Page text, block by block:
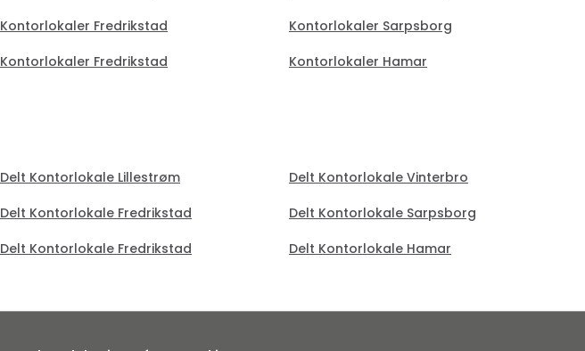
Kontorlokaler Fredrikstad
Kontorlokaler Sarpsborg
Kontorlokaler Fredrikstad Kontorlokaler Hamar
Delt Kontorlokale Lillestrøm
Delt Kontorlokale Vinterbro
Delt Kontorlokale Fredrikstad
Delt Kontorlokale Sarpsborg
Delt Kontorlokale Fredrikstad Delt Kontorlokale Hamar